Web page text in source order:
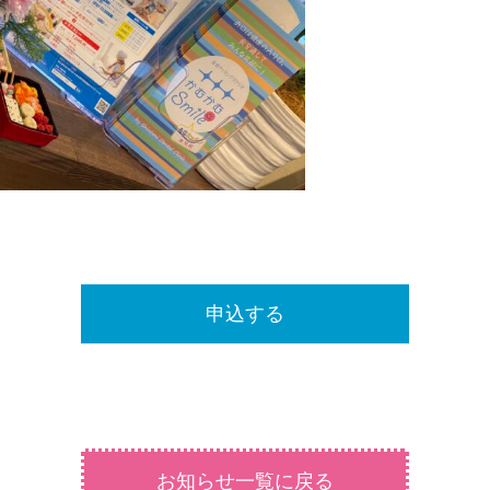
申込する
お知らせ一覧に戻る